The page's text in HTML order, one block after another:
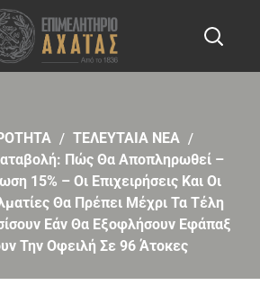
ΤΕΛΕΥΤΑΙΑ ΝΕΑ
Πώς Θα Αποπληρωθεί –
15% – Οι Επιχειρήσεις Και Οι
Θα Πρέπει Μέχρι Τα Τέλη
Εάν Θα Εξοφλήσουν Εφάπαξ
Την Οφειλή Σε 96 Άτοκες